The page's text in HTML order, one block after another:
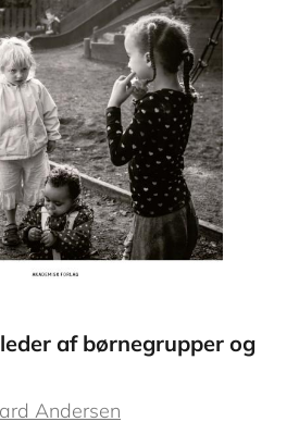
af børnegrupper og
Andersen